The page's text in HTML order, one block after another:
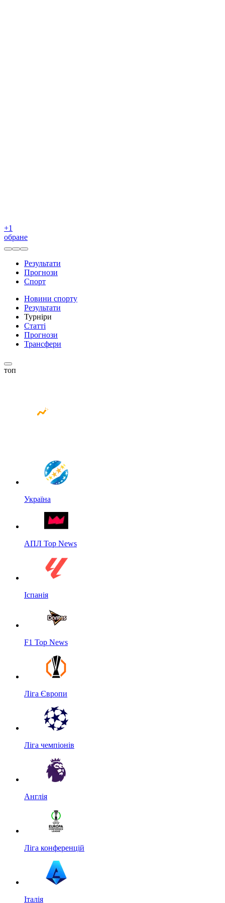
+1
обране
Результати
Прогнози
Спорт
Новини спорту
Результати
Турніри
Статті
Прогнози
Трансфери
топ
Україна
АПЛ Top News
Іспанія
F1 Top News
Ліга Європи
Ліга чемпіонів
Англія
Ліга конференцій
Італія